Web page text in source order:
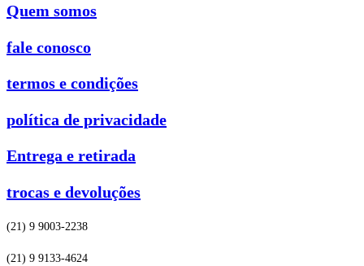
Quem somos
fale conosco
termos e condições
política de privacidade
Entrega e retirada
trocas e devoluções
(21) 9 9003-2238
(21) 9 9133-4624